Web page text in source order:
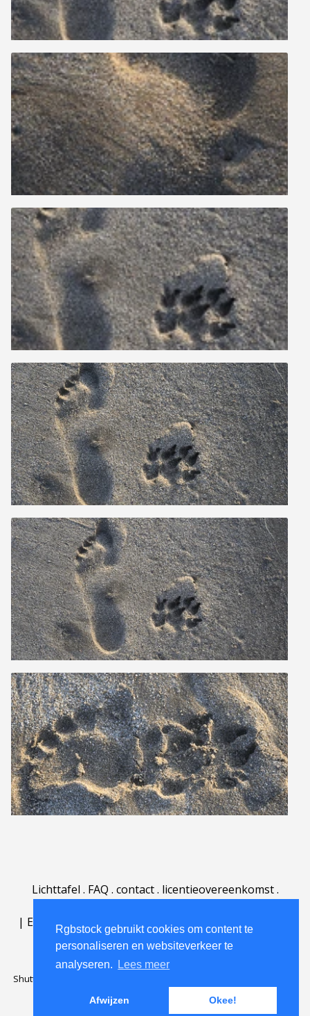
Rgbstock gebruikt cookies om content te
personaliseren en websiteverkeer te
analyseren.
Lees meer
Afwijzen Okee!
Lichttafel . FAQ . contact. licentieovereenkomst.
| English | Deutsch Español | Português
Nederlands|
Shutterstock official partner of Rgbstock
Rgbstock